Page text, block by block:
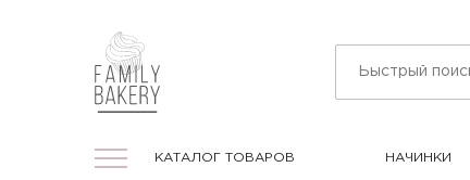
КАТАЛОГ ТОВАРОВ НАЧИНКИ